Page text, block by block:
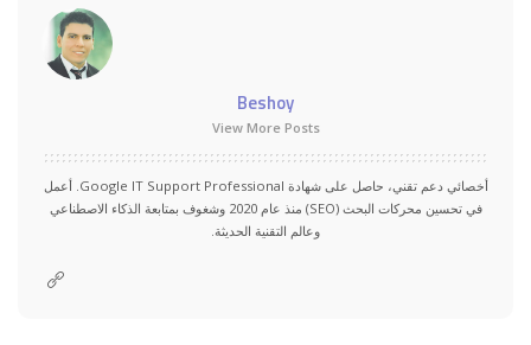
Beshoy
View More Posts
أخصائي دعم تقني، حاصل على شهادة Google IT Support Professional. أعمل
في تحسين محركات البحث (SEO) منذ عام 2020 وشغوف بمتابعة الذكاء الاصطناعي
وعالم التقنية الحديثة.